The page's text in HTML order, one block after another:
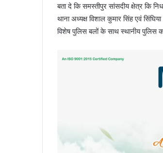
बता दे कि समस्तीपुर सांसदीय क्षेत्र कि
थाना अध्यक्ष विशाल कुमार सिंह एवं
विशेष पुलिस बलों के साथ स्थानीय पुलिस